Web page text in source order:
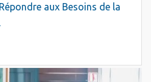
aux Besoins de la